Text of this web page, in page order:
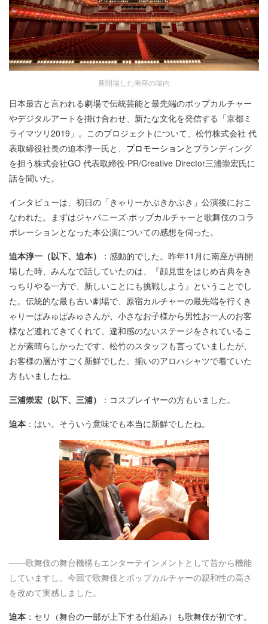
新開場した南座の場内
日本最古と言われる劇場で伝統芸能と最先端のポップカルチャー
やデジタルアートを掛け合わせ、新たな文化を発信する「京都ミ
ライマツリ2019」。このプロジェクトについて、松竹株式会社 代
表取締役社長の迫本淳一氏と、 プロモーションとブランディング
を担う株式会社GO 代表取締役·PR/Creative Director三浦崇宏氏に
話を聞いた。
インタビューは、初日の「きゃりーかぶきかぶき」公演後におこ
なわれた。まずはジャパニーズ·ポップカルチャーと歌舞伎のコラ
ボレーションとなった本公演についての感想を伺った。
迫本淳一（以下、迫本）
：感動的でした。昨年11月に南座が再開
場した時、みんなで話していたのは、『顔見世をはじめ古典をき
っちりやる一方で、新しいことにも挑戦しよう』ということでし
た。伝統的な最も古い劇場で、原宿カルチャーの最先端を行くき
ゃりーぱみゅぱみゅさんが、小さなお子様から男性お一人のお客
様など連れてきてくれて、違和感のないステージをされているこ
とが素晴らしかったです。松竹のスタッフも言っていましたが、
お客様の層がすごく新鮮でした。揃いのアロハシャツで着ていた
方もいましたね。
三浦崇宏（以下、三浦）
：コスプレイヤーの方もいました。
迫本 ：はい。そういう意味でも本当に新鮮でしたね。
――歌舞伎の舞台機構もエンターテインメントとして昔から機能
していますし、今回で歌舞伎とポップカルチャーの親和性の高さ
を改めて実感しました。
迫本 ：セリ（舞台の一部が上下する仕組み）も歌舞伎が初です。